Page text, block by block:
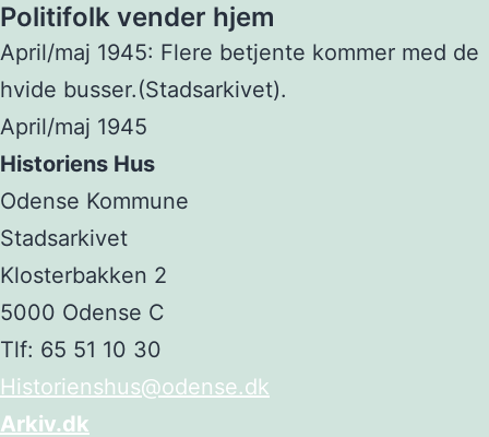
Politifolk vender hjem
April/maj 1945: Flere betjente kommer med de
hvide busser.(Stadsarkivet).
April/maj 1945
Historiens Hus
Odense Kommune
Stadsarkivet
Klosterbakken 2
5000 Odense C
Tlf: 65 51 10 30
Historienshus@odense.dk
Arkiv.dk